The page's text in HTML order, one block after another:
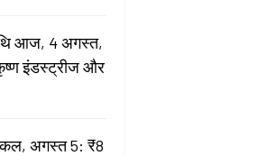
आज, 4 अगस्त,
इंडस्ट्रीज और
कल, अगस्त 5: ₹8